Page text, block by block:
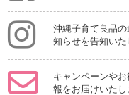
沖縄子育て良品の
知らせを告知いた
キャンペーンや
報をお届けいたし